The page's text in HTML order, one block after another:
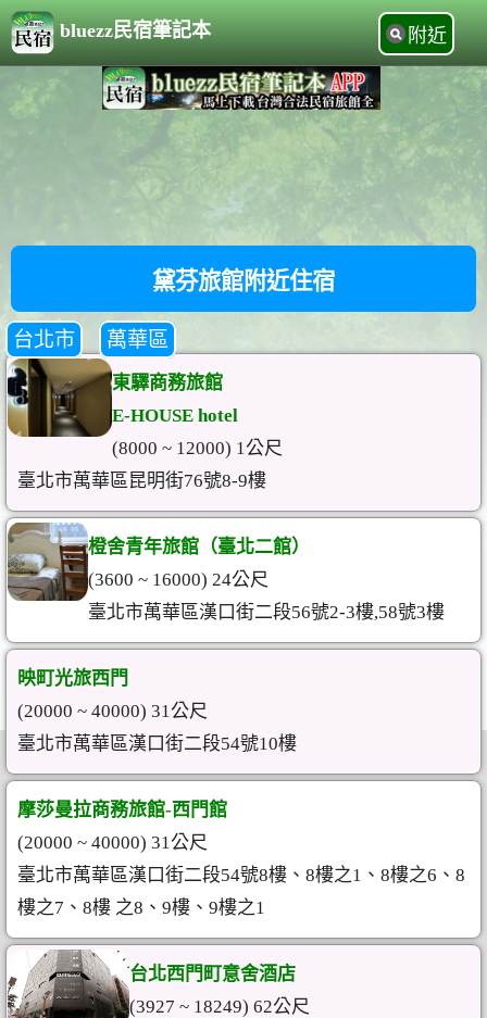
bluezz民宿筆記本 附近
黛芬旅館附近住宿
台北市 萬華區
東驛商務旅館
E-HOUSE hotel
(8000 ~ 12000) 1公尺
臺北市萬華區昆明街76號8-9樓
橙舍青年旅館（臺北二館）
(3600 ~ 16000) 24公尺
臺北市萬華區漢口街二段56號2-3樓,58號3樓
映町光旅西門
(20000 ~ 40000) 31公尺
臺北市萬華區漢口街二段54號10樓
摩莎曼拉商務旅館-西門館
(20000 ~ 40000) 31公尺
臺北市萬華區漢口街二段54號8樓、8樓之1、8樓之6、8
樓之7、8樓 之8、9樓、9樓之1
台北西門町意舍酒店
(3927 ~ 18249) 62公尺